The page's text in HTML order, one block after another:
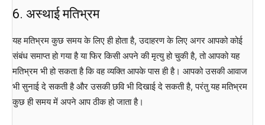
6. अस्थाई मतिभ्रम
यह मतिभ्रम कुछ समय के लिए ही होता है, उदाहरण के लिए अगर आपको कोई
संबंध समाप्त हो गया है या फिर किसी अपने की मृत्यु हो चुकी है, तो आपको यह
मतिभ्रम भी हो सकता है कि वह व्यक्ति आपके पास ही है। आपको उसकी आवाज
भी सुनाई दे सकती है और उसकी छवि भी दिखाई दे सकती है, परंतु यह मतिभ्रम
कुछ ही समय में अपने आप ठीक हो जाता है।